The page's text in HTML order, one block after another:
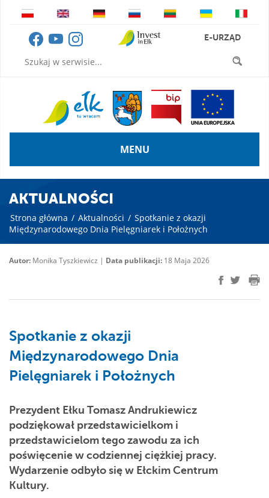
E-URZĄD
MENU
AKTUALNOŚCI
Strona główna / Aktualności / Spotkanie z okazji
Międzynarodowego Dnia Pielęgniarek i Położnych
Autor: Monika Tyszkiewicz | Data publikacji: 18 Maja 2026
Spotkanie z okazji
Międzynarodowego Dnia
Pielęgniarek i Położnych
Prezydent Ełku Tomasz Andrukiewicz
podziękował przedstawicielkom i
przedstawicielom tego zawodu za ich
poświęcenie w codziennej ciężkiej pracy.
Wydarzenie odbyło się w Ełckim Centrum
Kultury.